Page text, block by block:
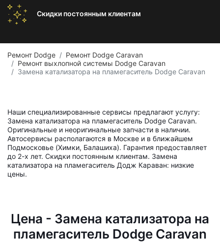
Скидки постоянным клиентам
Ремонт Dodge
Ремонт Dodge Caravan
Ремонт выхлопной системы Dodge Caravan
Замена катализатора на пламегаситель Dodge Caravan
Наши специализированные сервисы предлагают услугу:
Замена катализатора на пламегаситель Dodge Caravan.
Оригинальные и неоригинальные запчасти в наличии.
Автосервисы располагаются в Москве и в ближайшем
Подмосковье (Химки, Балашиха). Гарантия предоставляет
до 2-х лет. Скидки постоянным клиентам. Замена
катализатора на пламегаситель Додж Караван: низкие
цены.
Цена - Замена катализатора на
пламегаситель Dodge Caravan